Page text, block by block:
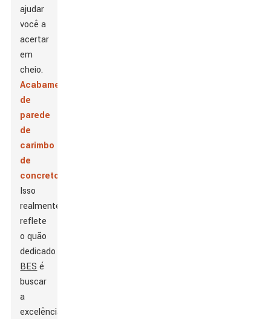
ajudar
você a
acertar
em
cheio.
Acabamentos
de
parede
de
carimbo
de
concreto
Isso
realmente
reflete
o quão
dedicado
BES é
buscar
a
excelência